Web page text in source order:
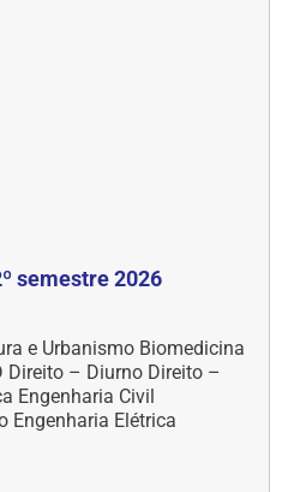
semestre 2026
e Urbanismo Biomedicina
Direito – Diurno Direito –
Engenharia Civil
Engenharia Elétrica